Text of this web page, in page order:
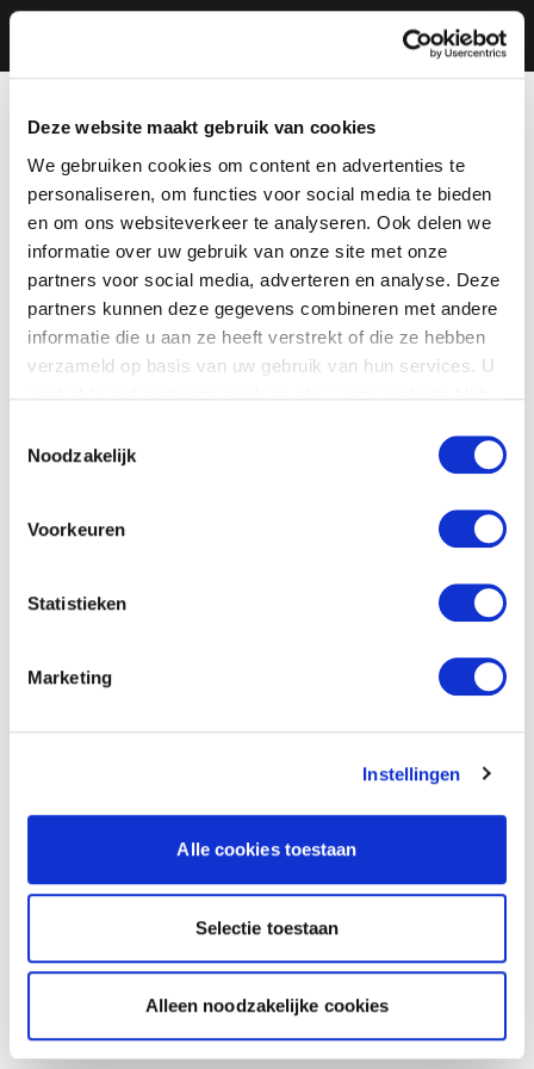
Deze website maakt gebruik van cookies
We gebruiken cookies om content en advertenties te
personaliseren, om functies voor social media te bieden
en om ons websiteverkeer te analyseren. Ook delen we
informatie over uw gebruik van onze site met onze
partners voor social media, adverteren en analyse. Deze
partners kunnen deze gegevens combineren met andere
informatie die u aan ze heeft verstrekt of die ze hebben
verzameld op basis van uw gebruik van hun services. U
Noodzakelijk
Voorkeuren
Statistieken
Marketing
Instellingen
Alle cookies toestaan
Selectie toestaan
Alleen noodzakelijke cookies